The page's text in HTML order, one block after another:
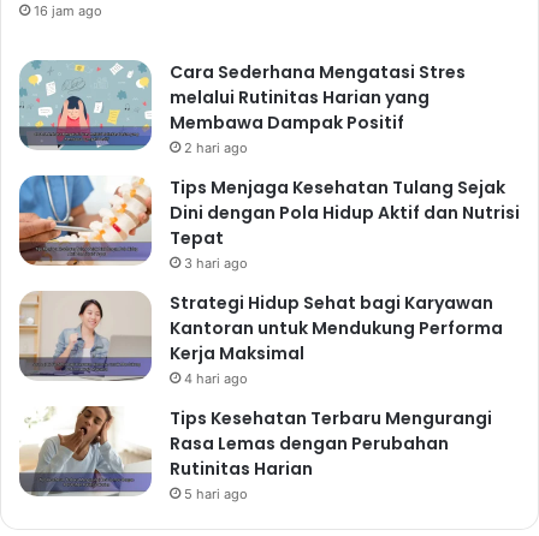
16 jam ago
Cara Sederhana Mengatasi Stres
melalui Rutinitas Harian yang
Membawa Dampak Positif
2 hari ago
Tips Menjaga Kesehatan Tulang Sejak
Dini dengan Pola Hidup Aktif dan Nutrisi
Tepat
3 hari ago
Strategi Hidup Sehat bagi Karyawan
Kantoran untuk Mendukung Performa
Kerja Maksimal
4 hari ago
Tips Kesehatan Terbaru Mengurangi
Rasa Lemas dengan Perubahan
Rutinitas Harian
5 hari ago